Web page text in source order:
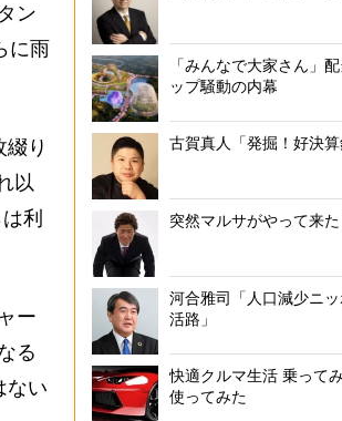
ン
に雨
り
以
利
ー
る
ない
「みんなで大家さん」
ップ騒動の内幕
古賀真人「発掘！好決算
突然マルサがやって来た
河合雅司「人口減少ニ
活路」
快適クルマ生活 乗ってみ
使ってみた